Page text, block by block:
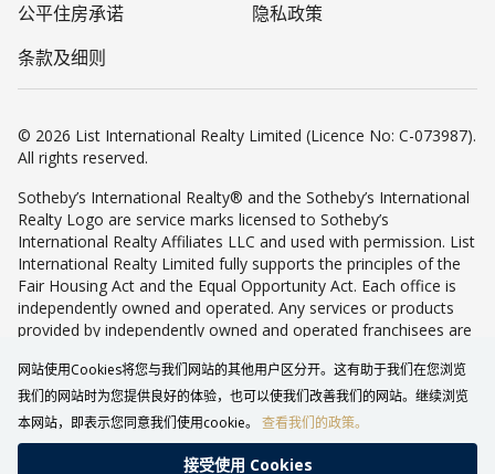
公平住房承诺
隐私政策
条款及细则
© 2026 List International Realty Limited (Licence No: C-073987).
All rights reserved.
Sotheby’s International Realty® and the Sotheby’s International
Realty Logo are service marks licensed to Sotheby’s
International Realty Affiliates LLC and used with permission. List
International Realty Limited fully supports the principles of the
Fair Housing Act and the Equal Opportunity Act. Each office is
independently owned and operated. Any services or products
provided by independently owned and operated franchisees are
International Realty Affiliates LLC nor any of its affiliated
companies.
网站使用Cookies将您与我们网站的其他用户区分开。这有助于我们在您浏览
我们的网站时为您提供良好的体验，也可以使我们改善我们的网站。继续浏览
本网站，即表示您同意我们使用cookie。 查看我们的政策。
接受使⽤ Cookies